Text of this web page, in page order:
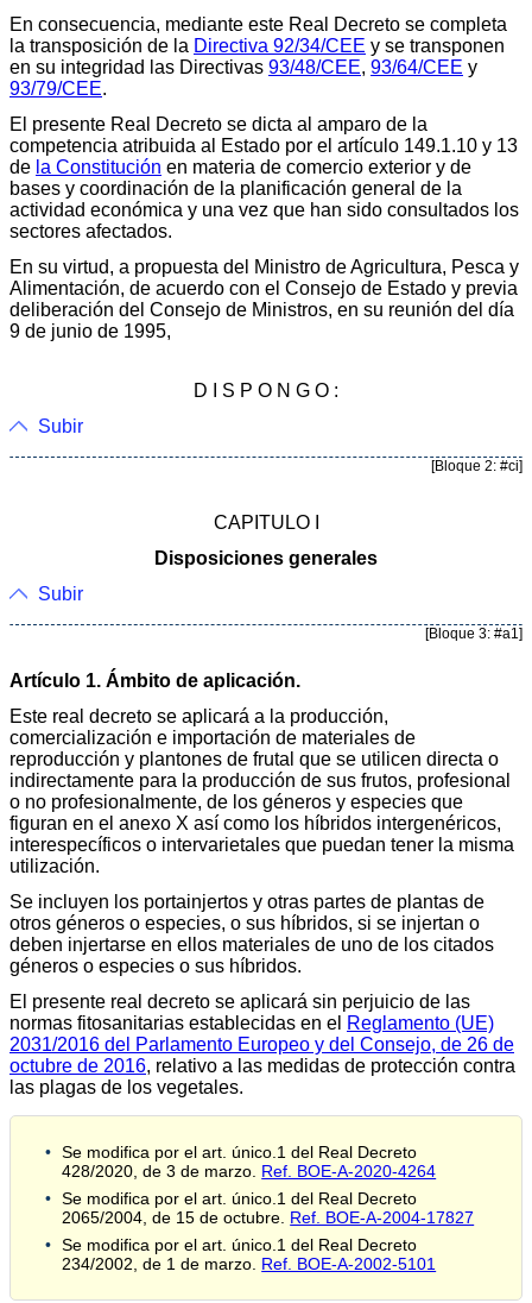
En consecuencia, mediante este Real Decreto se completa
la transposición de la Directiva 92/34/CEE y se transponen
en su integridad las Directivas 93/48/CEE, 93/64/CEE y
93/79/CEE.
El presente Real Decreto se dicta al amparo de la
competencia atribuida al Estado por el artículo 149.1.10 y 13
de la Constitución en materia de comercio exterior y de
bases y coordinación de la planificación general de la
actividad económica y una vez que han sido consultados los
sectores afectados.
En su virtud, a propuesta del Ministro de Agricultura, Pesca y
Alimentación, de acuerdo con el Consejo de Estado y previa
deliberación del Consejo de Ministros, en su reunión del día
9 de junio de 1995,
D I S P O N G O :
Subir
[Bloque 2: #ci]
CAPITULO I
Disposiciones generales
Subir
[Bloque 3: #a1]
Artículo 1. Ámbito de aplicación.
Este real decreto se aplicará a la producción,
comercialización e importación de materiales de
reproducción y plantones de frutal que se utilicen directa o
indirectamente para la producción de sus frutos, profesional
o no profesionalmente, de los géneros y especies que
figuran en el anexo X así como los híbridos intergenéricos,
interespecíficos o intervarietales que puedan tener la misma
utilización.
Se incluyen los portainjertos y otras partes de plantas de
otros géneros o especies, o sus híbridos, si se injertan o
deben injertarse en ellos materiales de uno de los citados
géneros o especies o sus híbridos.
El presente real decreto se aplicará sin perjuicio de las
normas fitosanitarias establecidas en el Reglamento (UE)
2031/2016 del Parlamento Europeo y del Consejo, de 26 de
octubre de 2016, relativo a las medidas de protección contra
las plagas de los vegetales.
Se modifica por el art. único.1 del Real Decreto
428/2020, de 3 de marzo. Ref. BOE-A-2020-4264
Se modifica por el art. único.1 del Real Decreto
2065/2004, de 15 de octubre. Ref. BOE-A-2004-17827
Se modifica por el art. único.1 del Real Decreto
234/2002, de 1 de marzo. Ref. BOE-A-2002-5101